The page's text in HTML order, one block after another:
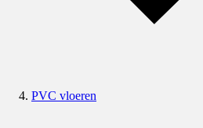
PVC vloeren